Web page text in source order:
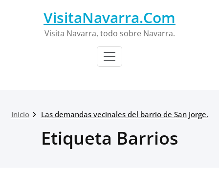
VisitaNavarra.Com
Visita Navarra, todo sobre Navarra.
Inicio Las demandas vecinales del barrio de San Jorge.
Etiqueta Barrios